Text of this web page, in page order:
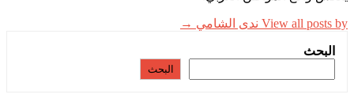
View all posts by ندى الشامي →
البحث
البحث